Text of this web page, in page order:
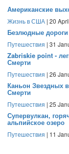
Американские
Жизнь в США | 20
Безлюдные
Путешествия | 31
Zabriskie point -
Смерти
Путешествия | 26
Каньон Звездных
Смерти
Путешествия | 25
Супервулкан,
альпийское озеро
Путешествия | 11